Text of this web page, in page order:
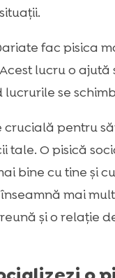
fac pisica
lucru o ajută
se
crucială pentru
tale. O pisică
bine cu tine și
mai
și o relație